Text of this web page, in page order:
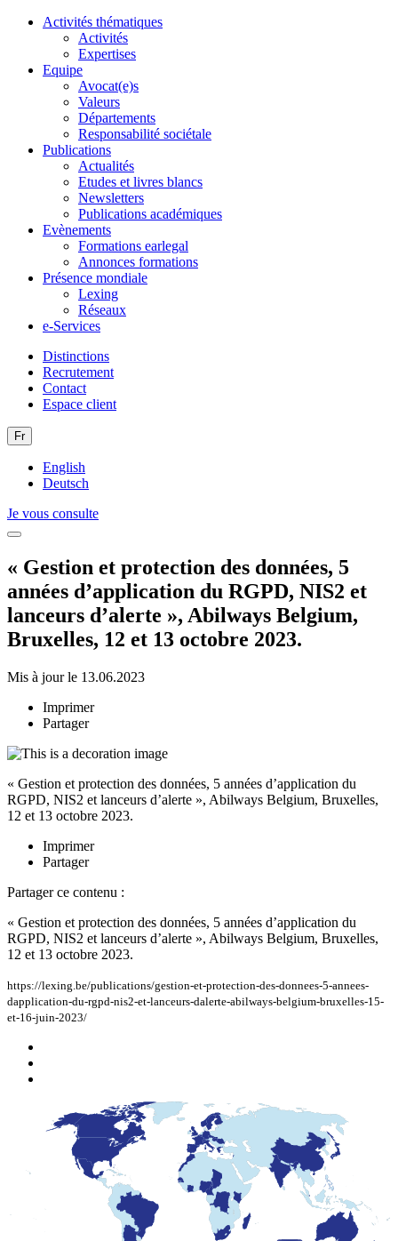
Activités thématiques
Activités
Expertises
Equipe
Avocat(e)s
Valeurs
Départements
Responsabilité sociétale
Publications
Actualités
Etudes et livres blancs
Newsletters
Publications académiques
Evènements
Formations earlegal
Annonces formations
Présence mondiale
Lexing
Réseaux
e-Services
Distinctions
Recrutement
Contact
Espace client
Fr
English
Deutsch
Je vous consulte
« Gestion et protection des données, 5
années d’application du RGPD, NIS2 et
lanceurs d’alerte », Abilways Belgium,
Bruxelles, 12 et 13 octobre 2023.
Mis à jour le 13.06.2023
Imprimer
Partager
« Gestion et protection des données, 5 années d’application du
RGPD, NIS2 et lanceurs d’alerte », Abilways Belgium, Bruxelles,
12 et 13 octobre 2023.
Imprimer
Partager
Partager ce contenu :
« Gestion et protection des données, 5 années d’application du
RGPD, NIS2 et lanceurs d’alerte », Abilways Belgium, Bruxelles,
12 et 13 octobre 2023.
https://lexing.be/publications/gestion-et-protection-des-donnees-5-annees-
dapplication-du-rgpd-nis2-et-lanceurs-dalerte-abilways-belgium-bruxelles-15-
et-16-juin-2023/